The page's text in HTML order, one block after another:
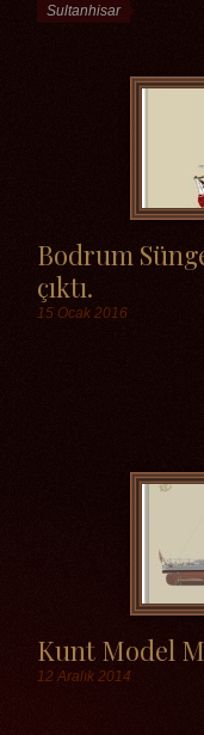
Etiketler
Sultanhisar
Bodrum
çıktı.
15 Ocak 2016
Kunt Model
12 Aralık 2014